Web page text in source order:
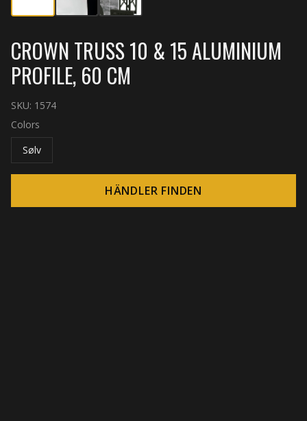
CROWN TRUSS 10 & 15 ALUMINIUM
PROFILE, 60 CM
SKU: 1574
Colors
Sølv
HÄNDLER FINDEN